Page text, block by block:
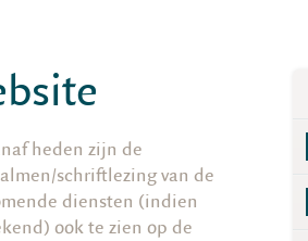
heden zijn de
schriftlezing van de
diensten (indien
ook te zien op de